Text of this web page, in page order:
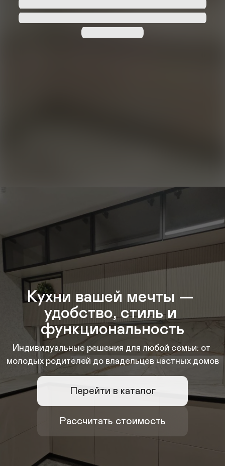
Кухни вашей мечты —
удобство, стиль и
функциональность
Индивидуальные решения для любой семьи: от
молодых родителей до владельцев частных домов
Перейти в каталог
Рассчитать стоимость